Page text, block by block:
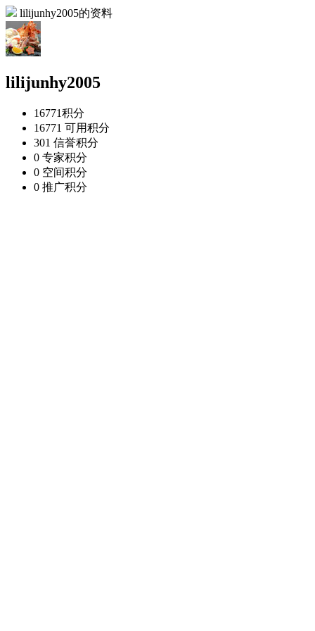
lilijunhy2005的资料
lilijunhy2005
16771积分
16771 可用积分
301 信誉积分
0 专家积分
0 空间积分
0 推广积分